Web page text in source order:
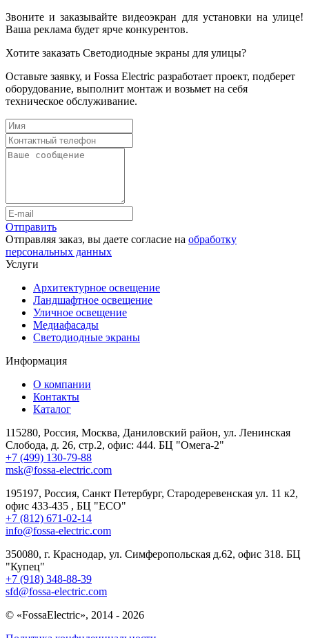
Звоните и заказывайте видеоэкран для установки на улице!
Ваша реклама будет ярче конкурентов.
Хотите заказать Светодиодные экраны для улицы?
Оставьте заявку, и Fossa Electric разработает проект, подберет
оборудование, выполнит монтаж и возьмет на себя
техническое обслуживание.
Отправить
Отправляя заказ, вы даете согласие на обработку
персональных данных
Услуги
Архитектурное освещение
Ландшафтное освещение
Уличное освещение
Медиафасады
Светодиодные экраны
Информация
О компании
Контакты
Каталог
115280, Россия, Москва, Даниловский район, ул. Ленинская
Слобода, д. 26, стр.2, офис: 444. БЦ "Омега-2"
+7 (499) 130-79-88
msk@fossa-electric.com
195197, Россия, Санкт Петербург, Стародеревенская ул. 11 к2,
офис 433-435 , БЦ "ECO"
+7 (812) 671-02-14
info@fossa-electric.com
350080, г. Краснодар, ул. Симферопольская д.62, офис 318. БЦ
"Купец"
+7 (918) 348-88-39
sfd@fossa-electric.com
© «FossaElectric», 2014 - 2026